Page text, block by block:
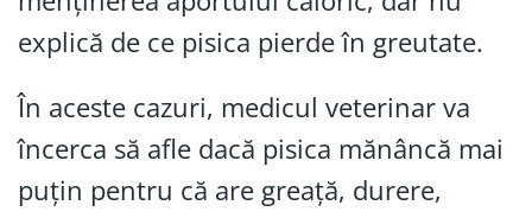
explică de ce pisica pierde în greutate.
În aceste cazuri, medicul veterinar va
încerca să afle dacă pisica mănâncă mai
puțin pentru că are greață, durere,